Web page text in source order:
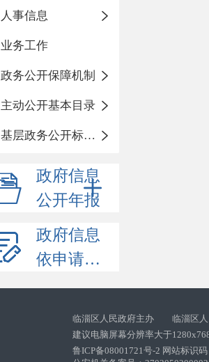
人事信息
业务工作
政务公开保障机制
主动公开基本目录
基层政务公开标准化目录
政府信息
公开年报
政府信息
依申请公开
临淄区人民政府主办 临淄区人
建议电脑屏幕分辨率大于
鲁ICP备08001721号-2 网站标识